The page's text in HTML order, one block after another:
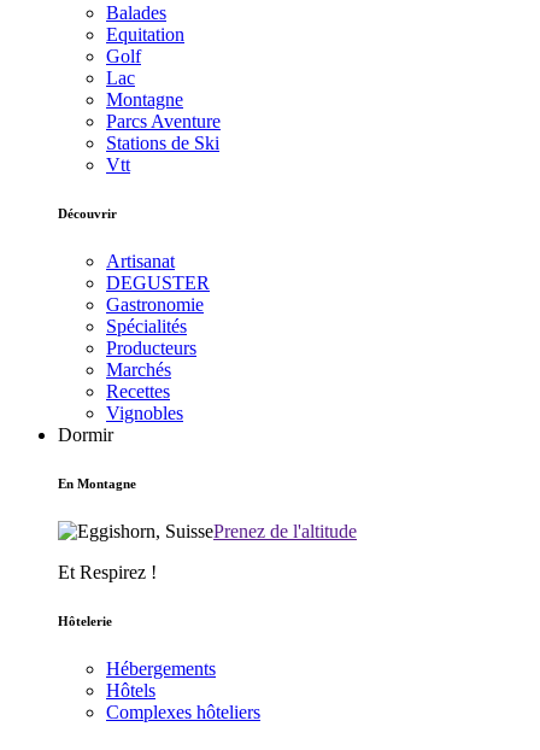
Balades
Equitation
Golf
Lac
Montagne
Parcs Aventure
Stations de Ski
Vtt
Découvrir
Artisanat
DEGUSTER
Gastronomie
Spécialités
Producteurs
Marchés
Recettes
Vignobles
Dormir
En Montagne
Prenez de l'altitude
Et Respirez !
Hôtelerie
Hébergements
Hôtels
Complexes hôteliers